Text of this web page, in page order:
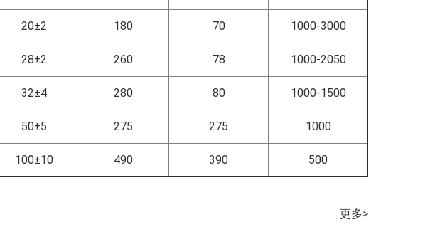
20±2 180 70 1000-3000
28±2 260 78 1000-2050
32±4 280 80 1000-1500
50±5 275 275 1000
100±10 490 390 500
更多>